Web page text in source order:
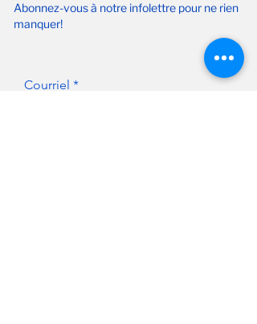
Abonnez-vous à notre infolettre pour ne rien
manquer!
Courriel